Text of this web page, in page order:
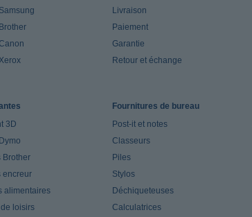
Livraison
Paiement
Garantie
Retour et échange
3D
Brother
encreur
alimentaires
loisirs
Fournitures de bureau
Post-it et notes
Classeurs
Piles
Stylos
Déchiqueteuses
Calculatrices